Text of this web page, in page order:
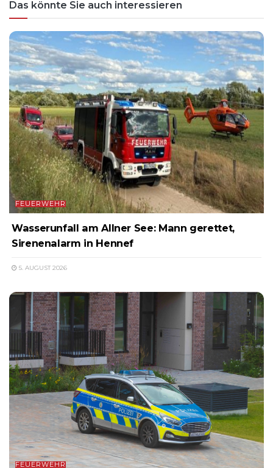
Das könnte Sie auch interessieren
FEUERWEHR
Wasserunfall am Allner See: Mann gerettet,
Sirenenalarm in Hennef
5. AUGUST 2026
FEUERWEHR